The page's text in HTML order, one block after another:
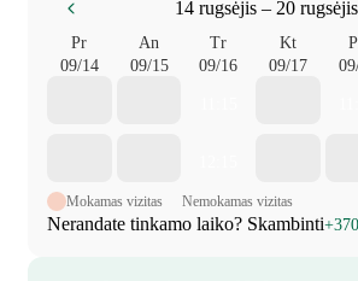
14 rugsėjis – 20
Pr
09/14
An
09/15
Tr
09/16
Kt
09/17
Mokamas vizitas Nemokamas vizitas
Nerandate tinkamo laiko? Skambinti